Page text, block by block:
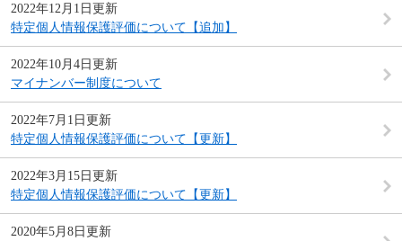
2022年12月1日更新
特定個人情報保護評価について【追加】
2022年10月4日更新
マイナンバー制度について
2022年7月1日更新
特定個人情報保護評価について【更新】
2022年3月15日更新
特定個人情報保護評価について【更新】
2020年5月8日更新